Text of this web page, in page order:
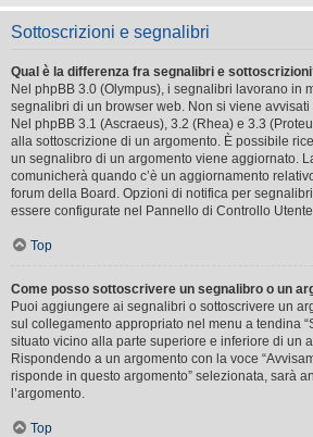
Sottoscrizioni e segnalibri
Qual è la differenza fra segnalibri e
Nel phpBB 3.0 (Olympus), i segnalibri lavorano in
segnalibri di un browser web. Non si viene
Nel phpBB 3.1 (Ascraeus), 3.2 (Rhea) e 3.3
alla sottoscrizione di un argomento. È possibile
un segnalibro di un argomento viene aggiornato.
comunicherà quando c’è un aggiornamento
forum della Board. Opzioni di notifica per
essere configurate nel Pannello di Controllo
Top
Come posso sottoscrivere un segnalibro o un
Puoi aggiungere ai segnalibri o sottoscrivere un
sul collegamento appropriato nel menu a tendina
situato vicino alla parte superiore e inferiore di un
Rispondendo a un argomento con la voce
risponde in questo argomento” selezionata, sarà
l’argomento.
Top